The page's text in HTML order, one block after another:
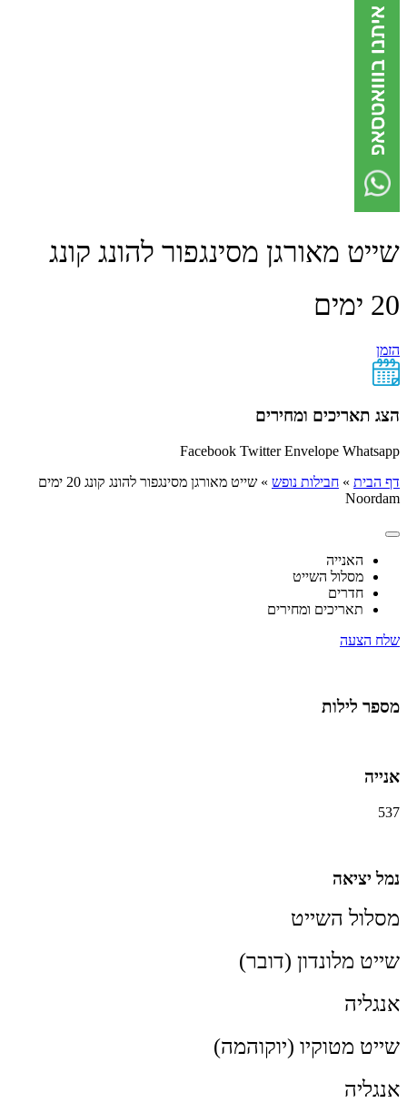
שייט מאורגן מסינגפור להונג קונג
20 ימים
הזמן
הצג תאריכים ומחירים
Facebook Twitter Envelope Whatsapp
דף הבית » חבילות נופש »
שייט מאורגן מסינגפור להונג קונג 20 ימים
Noordam
האנייה
מסלול השייט
חדרים
תאריכים ומחירים
שלח הצעה
מספר לילות
אנייה
537
נמל יציאה
מסלול השייט
שייט מלונדון (דובר)
אנגליה
שייט מטוקיו (יוקוהמה)
אנגליה